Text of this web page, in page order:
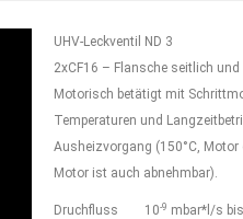
UHV-Leckventil ND 3
2xCF16 – Flansche seitlich und
Motorisch betätigt mit
Temperaturen und
Ausheizvorgang (150°C,
Motor ist auch abnehmbar).
Druchfluss 10-9 mbar*l/s